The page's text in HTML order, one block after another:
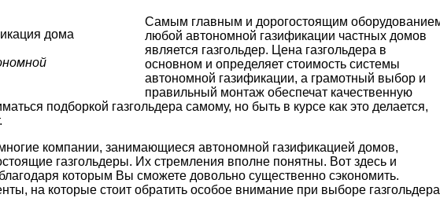
Самым главным и дорогостоящим
любой автономной газификации частных домов
является газгольдер. Цена газгольдера в
основном и определяет стоимость системы
автономной газификации, а грамотный выбор и
правильный монтаж обеспечат качественную
подборкой газгольдера самому, но быть в курсе как это делается,
многие компании, занимающиеся автономной газификацией домов,
газгольдеры. Их стремления вполне понятны. Вот здесь и
которым Вы сможете довольно существенно сэкономить.
на которые стоит обратить особое внимание при выборе